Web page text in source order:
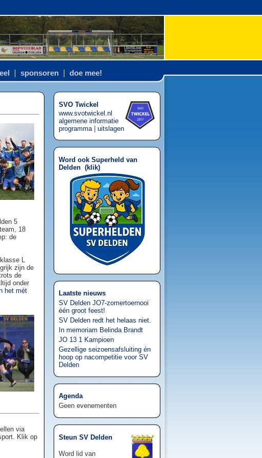
sponsoren doe mee!
5
18
de
L
zijn de
de
onder
het mét
via
Klik op
SVO Twickel
www.svotwickel.nl
algemene informatie
programma| uitslagen
Word ook Superheld van
Delden (klik)
Laatste nieuws
SV Delden JO7-zomertoernooi
één groot feest!
SV Delden redt het helaas niet.
In memoriam Belinda Brandt
JO 13 1 Kampioen
Gezellige seizoensafsluiting én
hoop op nacompetitie voor SV
Delden
Agenda
Geen evenementen
Steun SV Delden
Word lid van